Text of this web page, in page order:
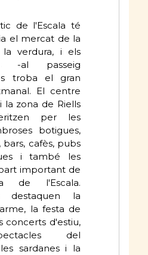
de l'Escala té
el mercat de la
verdura, i els
-al passeig
troba el gran
El centre
la zona de Riells
per les
botigues,
bars, cafès, pubs
i també les
important de
de l'Escala.
destaquen la
la festa de
concerts d'estiu,
del
sardanes i la